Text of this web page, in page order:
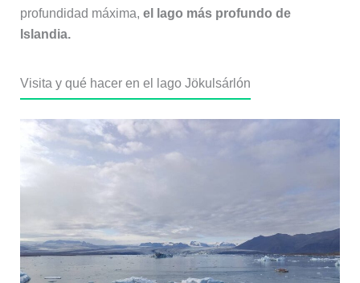
profundidad máxima, el lago más profundo de
Islandia.
Visita y qué hacer en el lago Jökulsárlón